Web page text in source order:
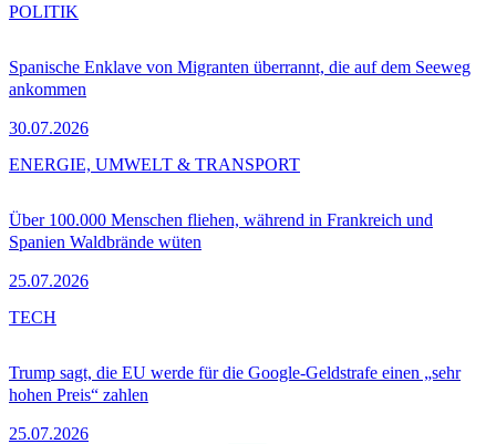
Spanische Enklave von Migranten überrannt, die auf dem Seeweg
ankommen
30.07.2026
POLITIK
Über 100.000 Menschen fliehen, während in Frankreich und
Spanien Waldbrände wüten
25.07.2026
ENERGIE, UMWELT & TRANSPORT
Trump sagt, die EU werde für die Google-Geldstrafe einen „sehr
hohen Preis“ zahlen
25.07.2026
TECH